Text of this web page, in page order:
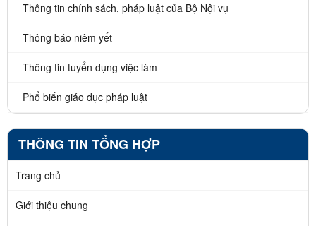
Thông tin chính sách, pháp luật của Bộ Nội vụ
Thông báo niêm yết
Thông tin tuyển dụng việc làm
Phổ biến giáo dục pháp luật
THÔNG TIN TỔNG HỢP
Trang chủ
Giới thiệu chung